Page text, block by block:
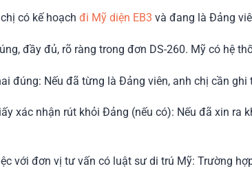
có kế hoạchđi Mỹ diện EB3 và đang là Đảng
đầy đủ, rõ ràng trong đơn DS-260. Mỹ có hệ
đúng: Nếu đã từng là Đảng viên, anh chị cần
xác nhận rút khỏi Đảng (nếu có): Nếu đã xin ra
với đơn vị tư vấn có luật sư di trú Mỹ: Trường